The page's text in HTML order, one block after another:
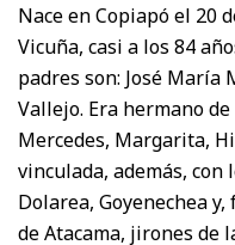
Nace en Copiapó el 20
Vicuña, casi a los 84
padres son: José María
Vallejo. Era hermano
Mercedes, Margarita,
vinculada, además,
Dolarea, Goyenechea
de Atacama, jirones de